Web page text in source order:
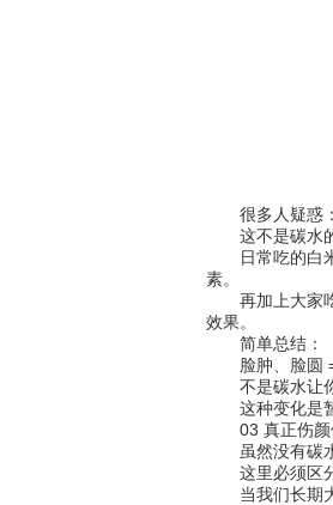
很多人疑惑：
这不是碳水的
日常吃的白米
素。
再加上大家吃
效果。
简单总结：
脸肿、脸圆 =
不是碳水让你
这种变化是暂
03 真正伤颜
虽然没有碳水
这里必须区分
当我们长期大